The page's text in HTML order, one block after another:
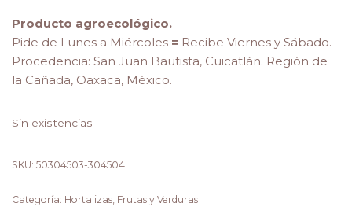
Producto agroecológico.
Pide de Lunes a Miércoles = Recibe Viernes y Sábado.
Procedencia: San Juan Bautista, Cuicatlán. Región de
la Cañada, Oaxaca, México.
Sin existencias
SKU: 50304503-304504
Categoría: Hortalizas, Frutas y Verduras